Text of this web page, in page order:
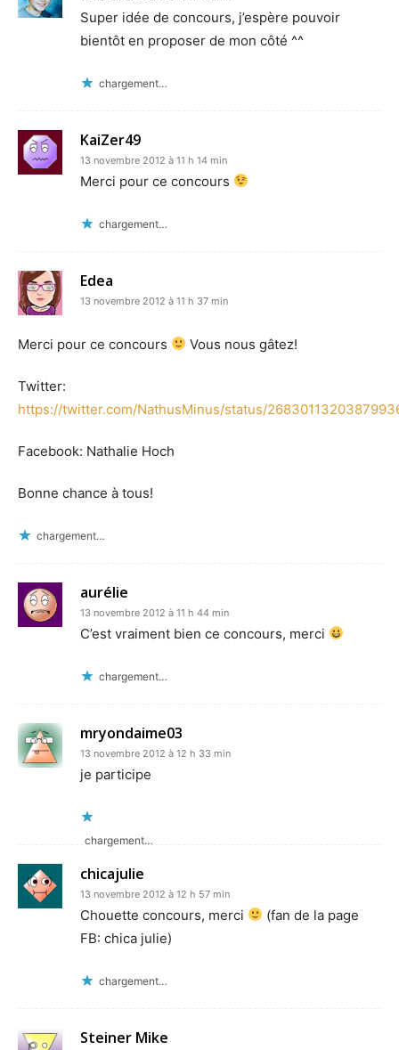
Super idée de concours, j’espère pouvoir
bientôt en proposer de mon côté ^^
chargement…
KaiZer49
13 novembre 2012 à 11 h 14 min
Merci pour ce concours
chargement…
Edea
13 novembre 2012 à 11 h 37 min
Merci pour ce concours Vous nous gâtez!
Twitter:
https://twitter.com/NathusMinus/status/
Facebook: Nathalie Hoch
Bonne chance à tous!
chargement…
aurélie
13 novembre 2012 à 11 h 44 min
C’est vraiment bien ce concours, merci
chargement…
mryondaime03
13 novembre 2012 à 12 h 33 min
je participe
chargement…
chicajulie
13 novembre 2012 à 12 h 57 min
Chouette concours, merci
(fan de la page
FB: chica julie)
chargement…
Steiner Mike